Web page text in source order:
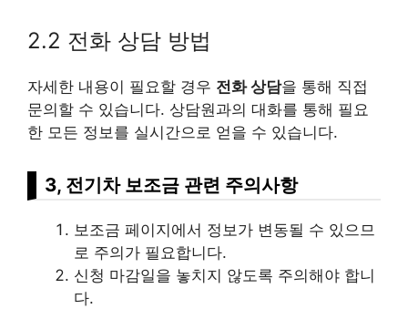
2.2 전화 상담 방법
자세한 내용이 필요할 경우 전화 상담을 통해 직접
문의할 수 있습니다. 상담원과의 대화를 통해 필요
한 모든 정보를 실시간으로 얻을 수 있습니다.
3, 전기차 보조금 관련 주의사항
보조금 페이지에서 정보가 변동될 수 있으므
로 주의가 필요합니다.
신청 마감일을 놓치지 않도록 주의해야 합니
다.